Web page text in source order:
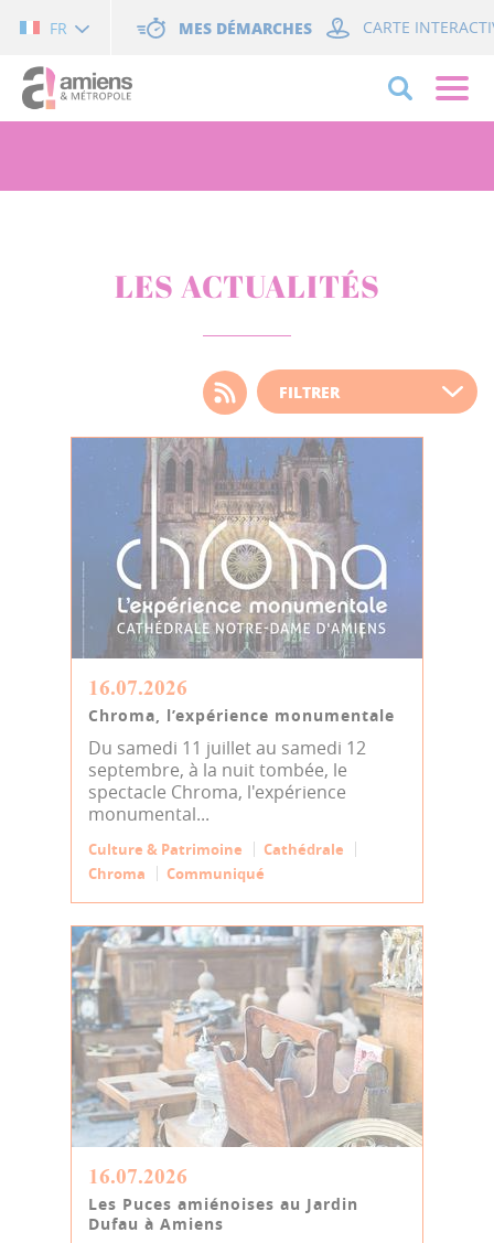
FR MES DÉMARCHES CARTE
LES ACTUALITÉS
Choisissez votre filtre
d'actualité
16.07.2026
Chroma, l’expérience monumentale
Du samedi 11 juillet au samedi 12
septembre, à la nuit tombée, le
spectacle Chroma, l'expérience
monumental...
Culture & Patrimoine
Cathédrale
Chroma
Communiqué
16.07.2026
Les Puces amiénoises au Jardin
Dufau à Amiens